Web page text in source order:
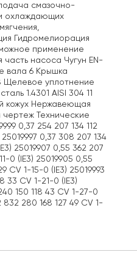
смазочно-
охлаждающих
Гидромелиорация
применение
насоса Чугун EN-
вала 6 Крышка
Щелевое уплотнение
1.4301 AISI 304 11
кожух Нержавеющая
чертеж Технические
0,37 254 207 134 112
0,37 308 207 134
25019907 0,55 362 207
0 (IE3) 25019905 0,55
CV 1-15-0 (IE3) 25019993
33 CV 1-21-0 (IE3)
150 118 43 CV 1-27-0
832 280 168 127 49 CV 1-